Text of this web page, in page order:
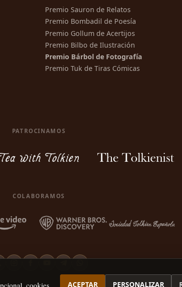
Premio Sauron de Relatos
Premio Bombadil de Poesía
Premio Gollum de Acertijos
Premio Bilbo de Ilustración
Premio Bárbol de Fotografía
Premio Tuk de Tiras Cómicas
PATROCINAMOS
COLABORAMOS
cookies ACEPTAR PERSONALIZAR